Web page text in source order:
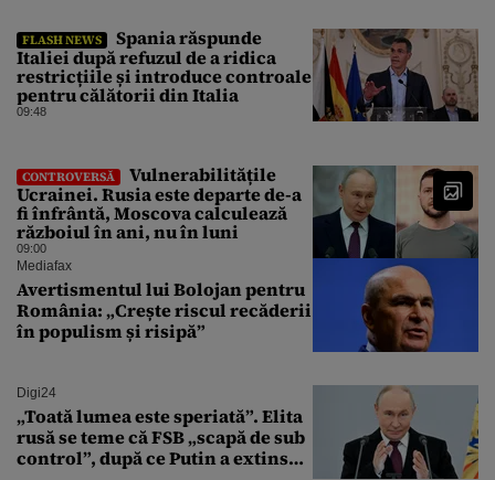
FLASH NEWS
Spania răspunde
Italiei după refuzul de a ridica
restricțiile și introduce controale
pentru călătorii din Italia
09:48
CONTROVERSĂ
Vulnerabilitățile
Ucrainei. Rusia este departe de-a
fi înfrântă, Moscova calculează
războiul în ani, nu în luni
09:00
Mediafax
Avertismentul lui Bolojan pentru
România: „Crește riscul recăderii
în populism și risipă”
Digi24
„Toată lumea este speriată”. Elita
rusă se teme că FSB „scapă de sub
control”, după ce Putin a extins